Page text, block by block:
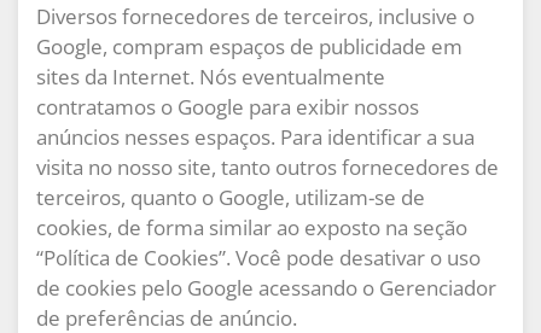
Diversos fornecedores de terceiros, inclusive o
Google, compram espaços de publicidade em
sites da Internet. Nós eventualmente
contratamos o Google para exibir nossos
anúncios nesses espaços. Para identificar a sua
visita no nosso site, tanto outros fornecedores de
terceiros, quanto o Google, utilizam-se de
cookies, de forma similar ao exposto na seção
“Política de Cookies”. Você pode desativar o uso
de cookies pelo Google acessando o Gerenciador
de preferências de anúncio.